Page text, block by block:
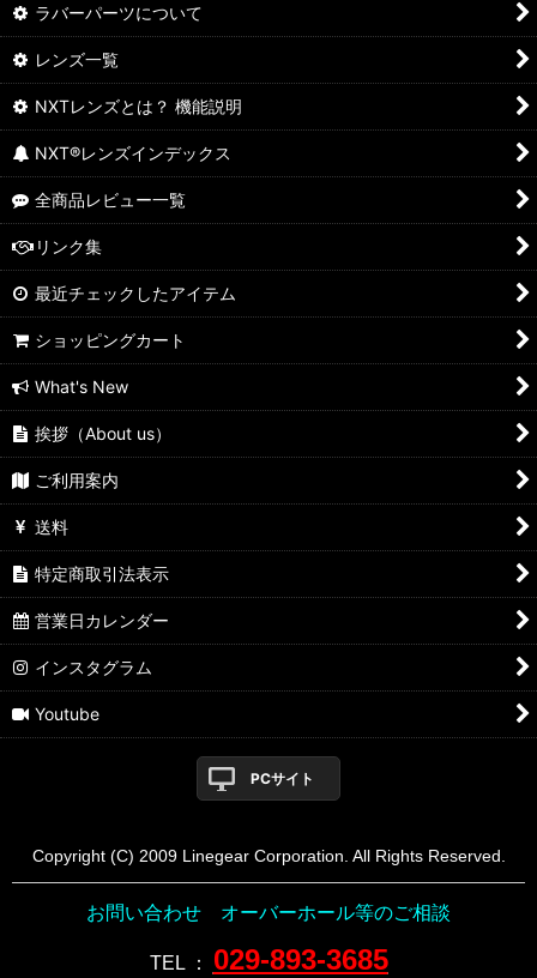
ラバーパーツについて
レンズ一覧
NXTレンズとは？ 機能説明
NXT®レンズインデックス
全商品レビュー一覧
リンク集
最近チェックしたアイテム
ショッピングカート
What's New
挨拶（About us）
ご利用案内
送料
特定商取引法表示
営業日カレンダー
インスタグラム
Youtube
PCサイト
Copyright (C) 2009 Linegear Corporation. All Rights Reserved.
お問い合わせ オーバーホール等のご相談
TEL： 029-893-3685